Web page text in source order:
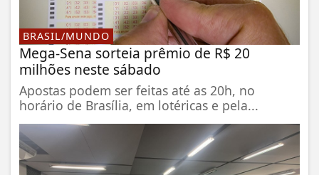
BRASIL/MUNDO
Mega-Sena sorteia prêmio de R$ 20
milhões neste sábado
Apostas podem ser feitas até as 20h, no
horário de Brasília, em lotéricas e pela...